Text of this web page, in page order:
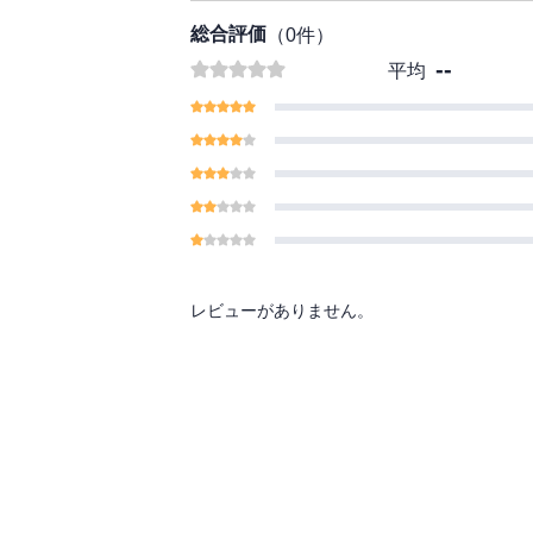
総合評価 （0件）
平均 --
レビューがありません。